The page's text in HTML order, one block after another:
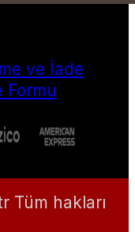
ve İade
Formu
Tüm hakları